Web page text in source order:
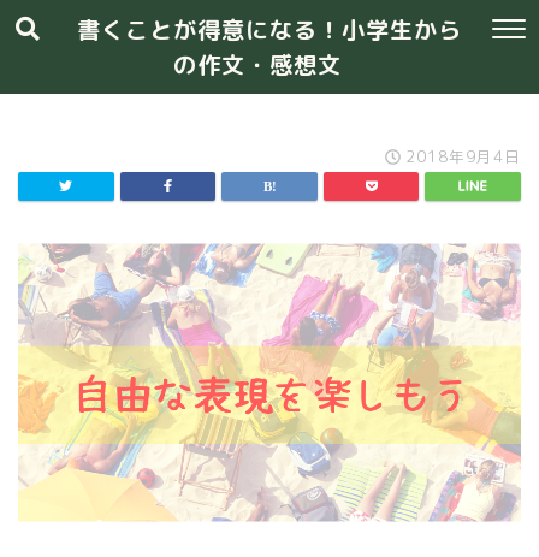
書くことが得意になる！小学生から
の作文・感想文
2018年9月4日